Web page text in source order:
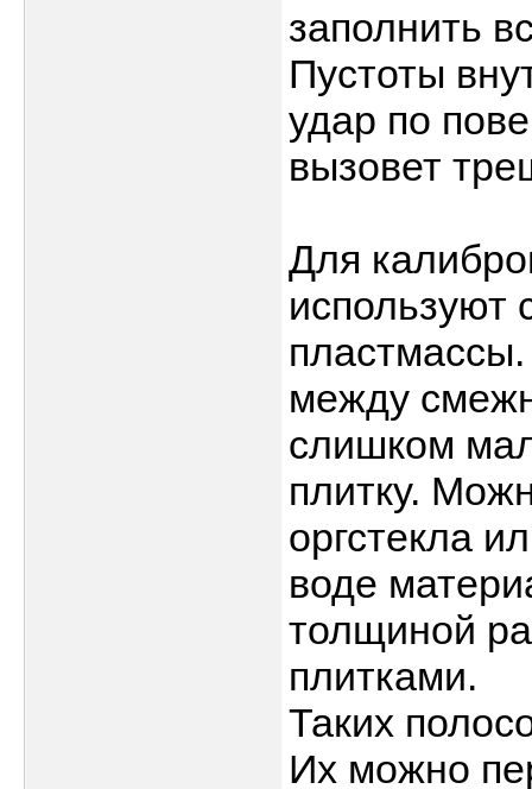
заполнить
Пустоты
удар по
вызовет
Для
используют
между
слишком
плитку.
оргстекла
воде
толщиной
плитками.
Таких
Их можно